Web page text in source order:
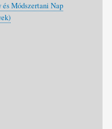
Módszertani Nap